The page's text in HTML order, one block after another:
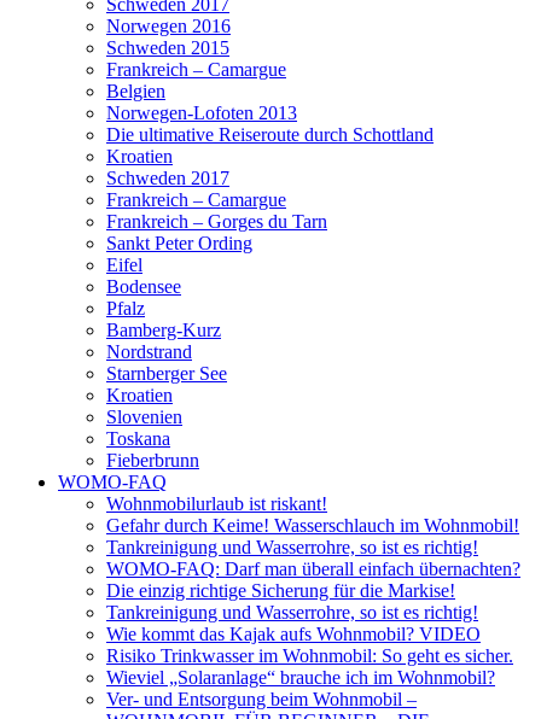
Norwegen 2016
Schweden 2015
Frankreich – Camargue
Belgien
Norwegen-Lofoten 2013
Die ultimative Reiseroute durch Schottland
Kroatien
Schweden 2017
Frankreich – Camargue
Frankreich – Gorges du Tarn
Sankt Peter Ording
Eifel
Bodensee
Pfalz
Bamberg-Kurz
Nordstrand
Starnberger See
Kroatien
Slovenien
Toskana
Fieberbrunn
WOMO-FAQ
Wohnmobilurlaub ist riskant!
Gefahr durch Keime! Wasserschlauch im Wohnmobil!
Tankreinigung und Wasserrohre, so ist es richtig!
WOMO-FAQ: Darf man überall einfach übernachten?
Die einzig richtige Sicherung für die Markise!
Tankreinigung und Wasserrohre, so ist es richtig!
Wie kommt das Kajak aufs Wohnmobil? VIDEO
Risiko Trinkwasser im Wohnmobil: So geht es sicher.
Wieviel „Solaranlage“ brauche ich im Wohnmobil?
Ver- und Entsorgung beim Wohnmobil –